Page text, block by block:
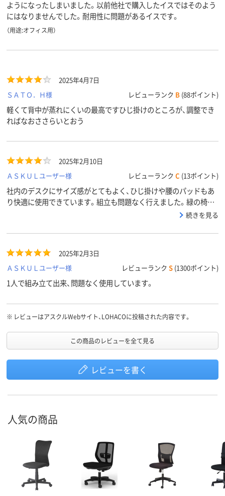
ようになったしまいました。以前他社で購入したイスではそのよう
にはなりませんでした。耐用性に問題があるイスです。
（用途:オフィス用）
2025年4月7日
ＳＡＴＯ．Ｈ様
レビューランク B (88ポイント)
軽くて背中が蒸れにくいの最高ですひじ掛けのところが、調整でき
ればなおささらいとおう
2025年2月10日
ＡＳＫＵＬユーザー様
レビューランク C (13ポイント)
社内のデスクにサイズ感がとてもよく、ひじ掛けや腰のパッドもあ
り快適に使用できています。組立も問題なく行えました。緑の椅子
続きを見る
2025年2月3日
ＡＳＫＵＬユーザー様
レビューランク S (1300ポイント)
1人で組み立て出来、問題なく使用しています。
※ レビューはアスクルWebサイト、LOHACOに投稿された内容です。
この商品のレビューを全て見る
レビューを書く
人気の商品